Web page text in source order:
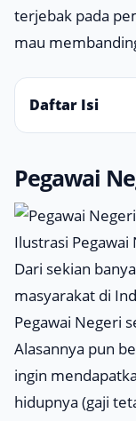
terjebak pada
mau
Daftar Isi
Pegawai
Ilustrasi Pegawai
Dari sekian
masyarakat di
Pegawai Negeri
Alasannya pun
ingin
hidupnya (gaji